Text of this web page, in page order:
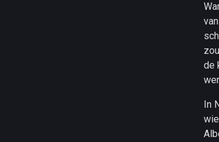
de
In